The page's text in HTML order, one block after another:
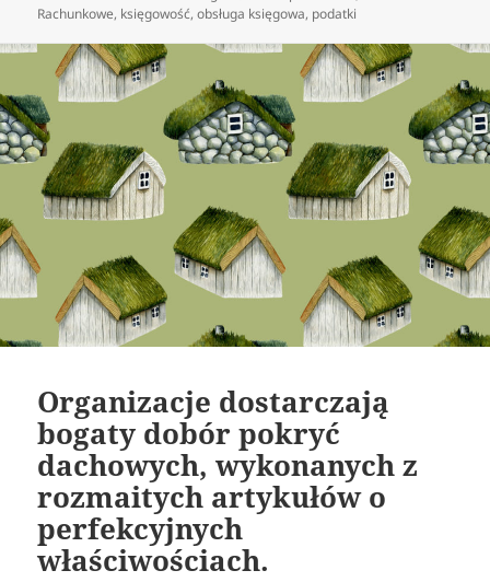
publikacji
Rachunkowe, księgowość,obsługa księgowa, podatki
Organizacje dostarczają
bogaty dobór pokryć
dachowych, wykonanych z
rozmaitych artykułów o
perfekcyjnych
właściwościach.